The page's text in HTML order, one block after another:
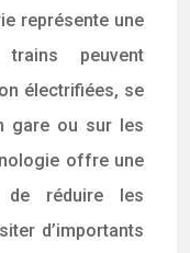
représente une
peuvent
électrifiées, se
gare ou sur les
offre une
de réduire les
d’importants